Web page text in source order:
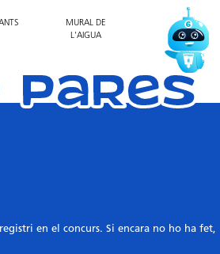
MURAL DE
L'AIGUA
en el concurs. Si encara no ho ha fet,